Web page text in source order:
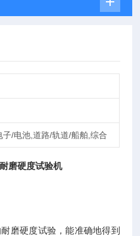
子/电池,道路/轨道/船舶,综合
磨硬度试验机
硬度试验，能准确地得到